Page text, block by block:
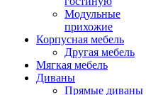
Модульные
прихожие
Корпусная мебель
Другая мебель
Мягкая мебель
Диваны
Прямые диваны